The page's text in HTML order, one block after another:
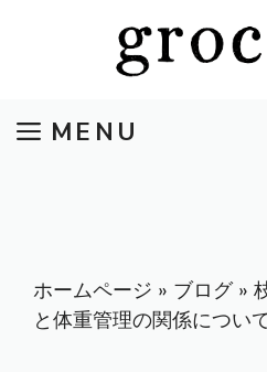
ツ
MENU
ホームページ » ブログ»
と体重管理の関係につい